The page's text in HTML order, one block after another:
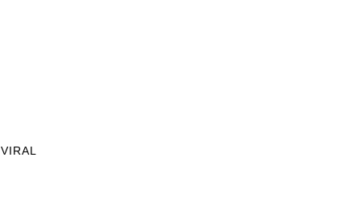
VIRAL